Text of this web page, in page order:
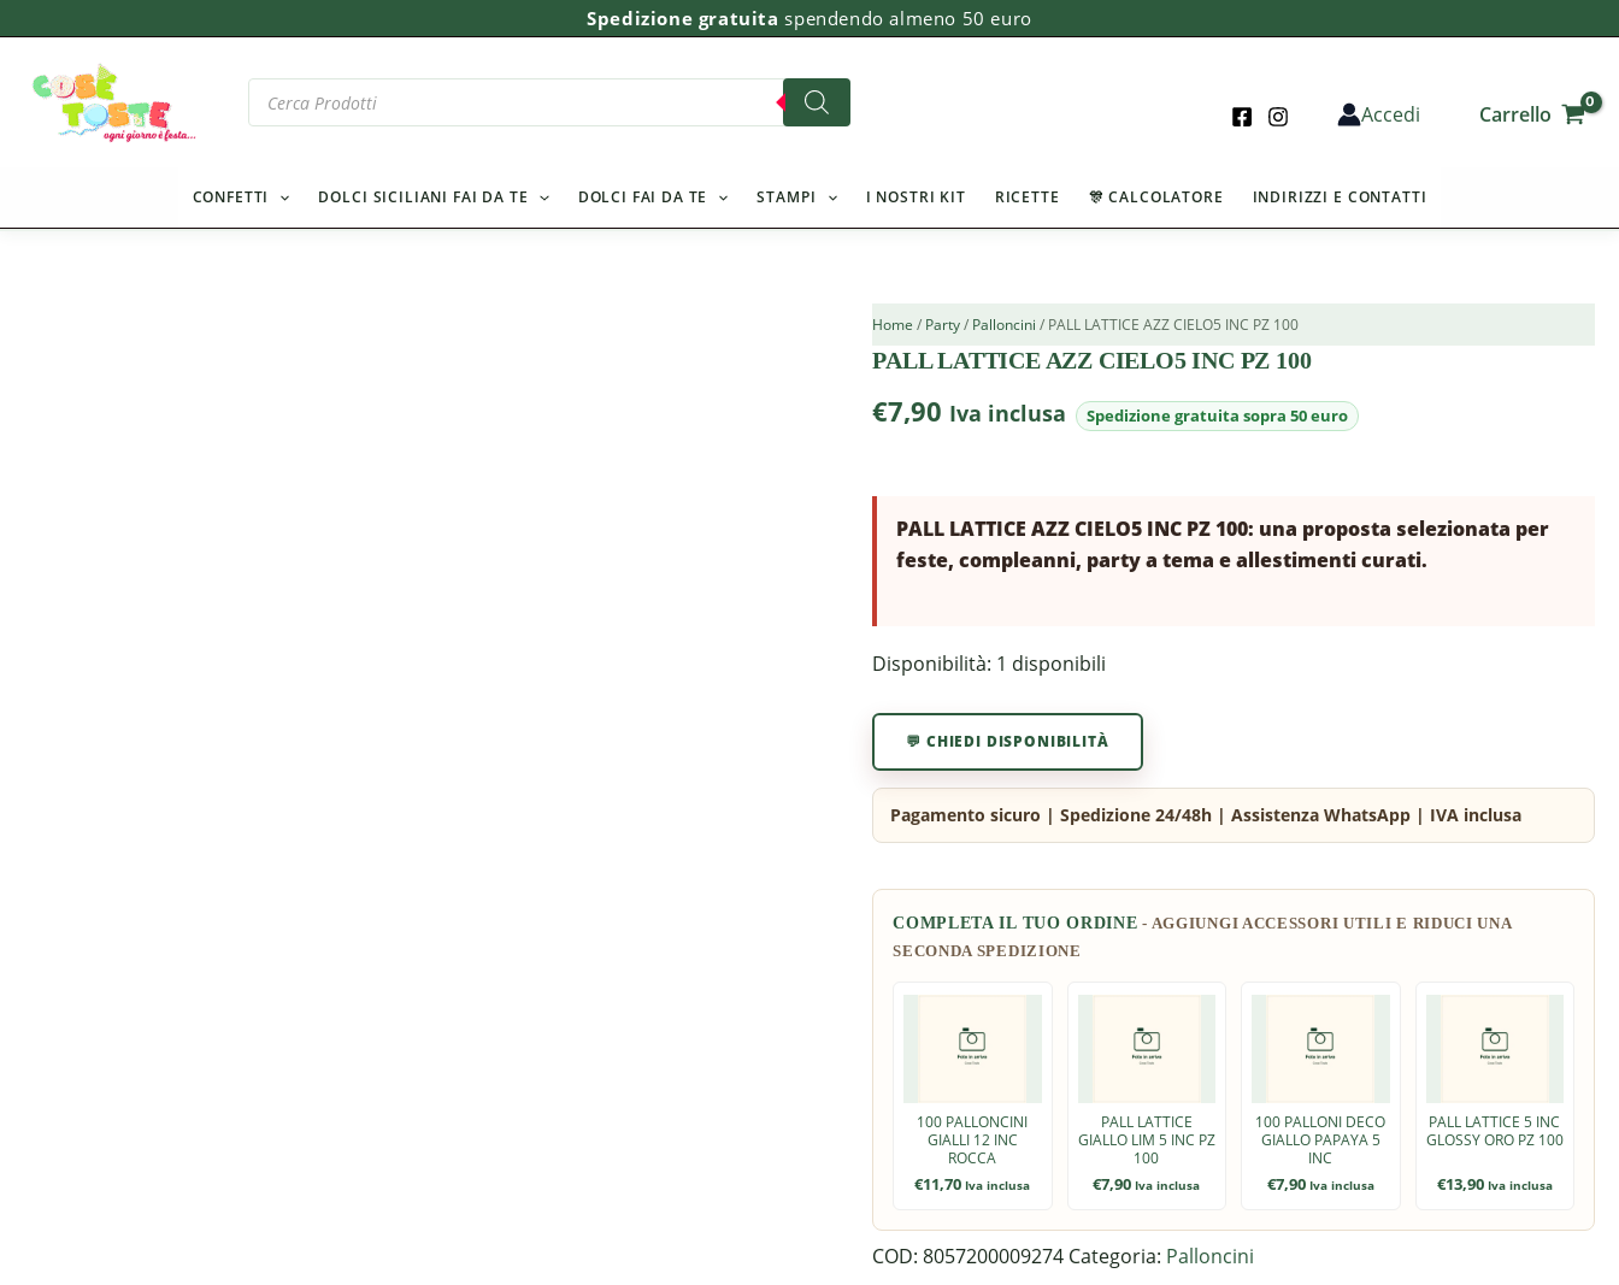
al
contenuto
Spedizione gratuita spendendo almeno 50 euro
Products
search
Accedi Carrello
CONFETTI DOLCI SICILIANI FAI DA TE DOLCI FAI DA TE STAMPI I NOSTRI KIT RICETTE 🎊 CALCOLATORE INDIRIZZI E CONTATTI
Home / Party/ Palloncini / PALL LATTICE AZZ CIELO5 INC PZ 100
PALL LATTICE AZZ CIELO5 INC PZ 100
€7,90 Iva inclusa
PALL LATTICE AZZ CIELO5 INC PZ 100: una proposta selezionata per
feste, compleanni, party a tema e allestimenti curati.
Disponibilità: 1 disponibili
PALL
LATTICE
💬 CHIEDI DISPONIBILITÀ
COMPLETA IL TUO ORDINE
100 PALLONCINI
GIALLI 12 INC
ROCCA
€11,70 Iva inclusa
PALL LATTICE
GIALLO LIM 5 INC PZ
100
€7,90 Iva inclusa
100 PALLONI DECO
GIALLO PAPAYA 5
INC
€7,90 Iva inclusa
PALL LATTICE 5 INC
GLOSSY ORO PZ 100
€13,90 Iva inclusa
COD:8057200009274 Categoria: Palloncini